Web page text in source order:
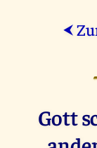
⮜
Gott